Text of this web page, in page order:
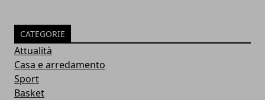
CATEGORIE
Attualità
Casa e arredamento
Sport
Basket